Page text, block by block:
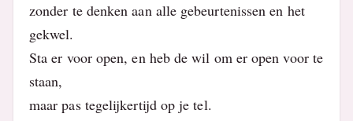
zonder te denken aan alle gebeurtenissen en het
gekwel.
Sta er voor open, en heb de wil om er open voor te
staan,
maar pas tegelijkertijd op je tel.